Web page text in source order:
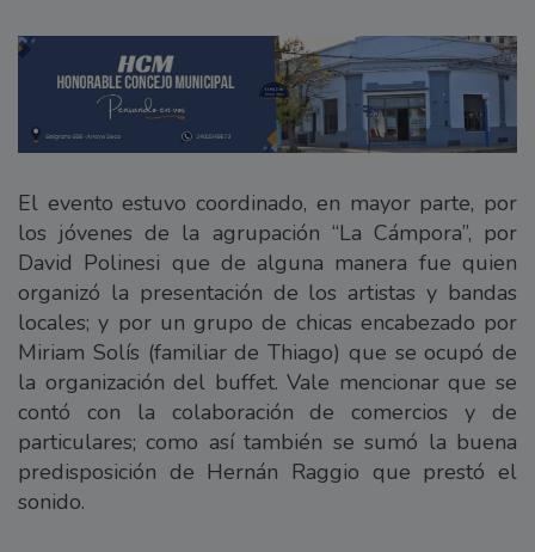
El evento estuvo coordinado, en mayor parte, por
los jóvenes de la agrupación “La Cámpora”, por
David Polinesi que de alguna manera fue quien
organizó la presentación de los artistas y bandas
locales; y por un grupo de chicas encabezado por
Miriam Solís (familiar de Thiago) que se ocupó de
la organización del buffet. Vale mencionar que se
contó con la colaboración de comercios y de
particulares; como así también se sumó la buena
predisposición de Hernán Raggio que prestó el
sonido.